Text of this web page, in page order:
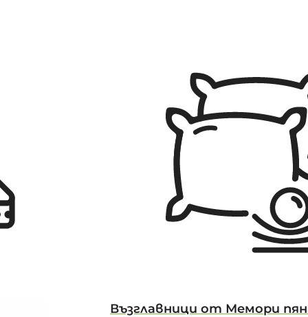
Възглавници от Мемори